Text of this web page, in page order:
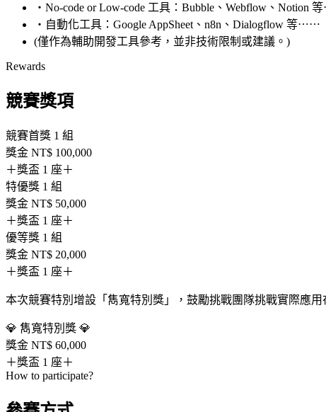
・No-code or Low-code 工具：Bubble、Webflow、Notion
・自動化工具：Google AppSheet、n8n、Dialogflow 等⋯⋯
(僅作為輔助開發工具參考，並非技術限制或建議。)
Rewards
競賽獎項
競賽首獎 1 組
獎金 NT$ 100,000
＋獎盃 1 座＋
特優獎 1 組
獎金 NT$ 50,000
＋獎盃 1 座＋
優等獎 1 組
獎金 NT$ 20,000
＋獎盃 1 座＋
本次競賽特別增設「雋寬特別獎」，鼓勵挑戰團隊挑戰實際應
💎 雋寬特別獎 💎
獎金 NT$ 60,000
＋獎盃 1 座＋
How to participate?